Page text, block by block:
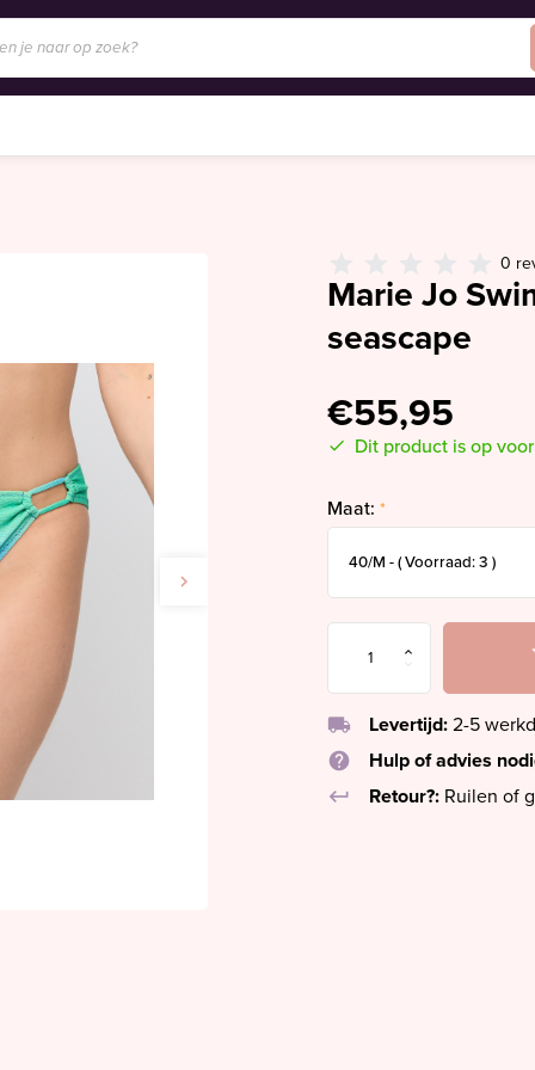
0
Marie Jo
seascape
€55,95
Dit product is op
Maat: *
local_shipping Levertijd: 2-5
help
Hulp of advies
keyboard_return
Retour?: Ruilen of